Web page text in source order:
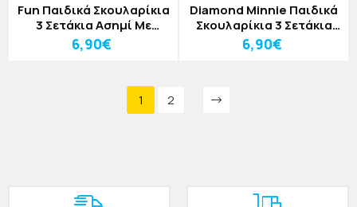
Fun Παιδικά Σκουλαρίκια
3 Σετάκια Ασημί Με
Μαύρο Mickey
6,90€
Diamond Minnie Παιδικά
Σκουλαρίκια 3 Σετάκια
Χρυσό Με Στρας
6,90€
1 2